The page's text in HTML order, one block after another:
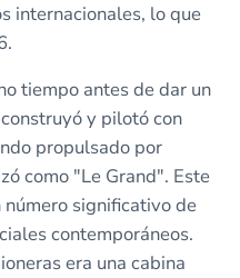
internacionales, lo que
tiempo antes de dar un
y pilotó con
propulsado por
como "Le Grand". Este
significativo de
contemporáneos.
era una cabina